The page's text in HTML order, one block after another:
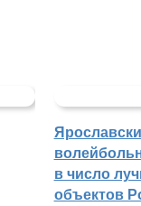
в число
объектов